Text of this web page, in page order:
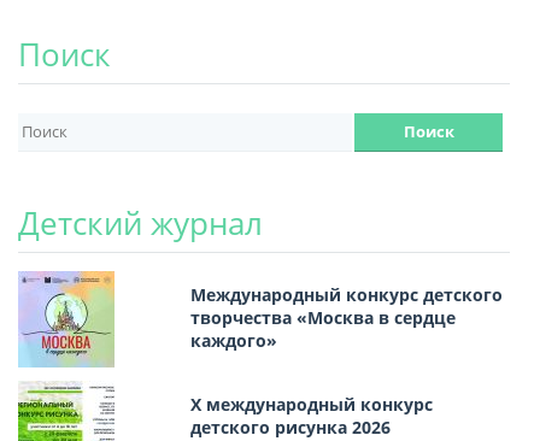
Поиск
Детский журнал
Международный конкурс детского
творчества «Москва в сердце
каждого»
Х международный конкурс
детского рисунка 2026